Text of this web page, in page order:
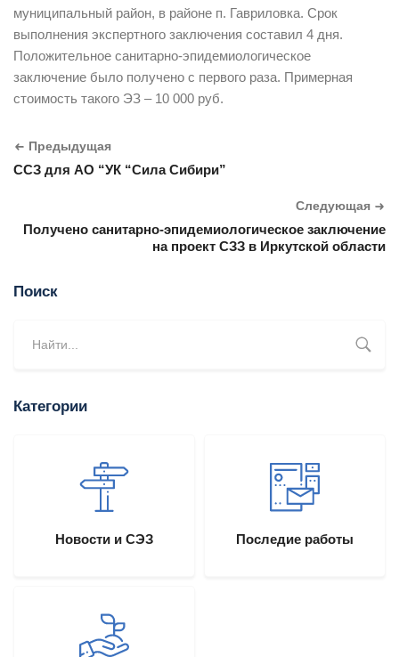
муниципальный район, в районе п. Гавриловка. Срок
выполнения экспертного заключения составил 4 дня.
Положительное санитарно-эпидемиологическое
заключение было получено с первого раза. Примерная
стоимость такого ЭЗ – 10 000 руб.
Предыдущая
ССЗ для АО “УК “Сила Сибири”
Следующая
Получено санитарно-эпидемиологическое заключение
на проект СЗЗ в Иркутской области
Поиск
Категории
Новости и СЭЗ Последие работы